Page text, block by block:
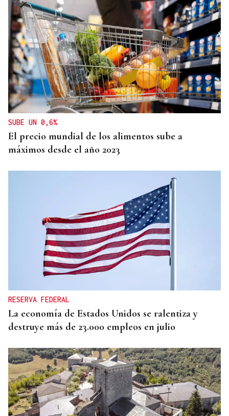
SEIS AÑOS
Ivanna, una historia de superación a sus seis años
que demuestra que no hay límites para soñar
SUBE UN 0,6%
El precio mundial de los alimentos sube a
máximos desde el año 2023
RESERVA FEDERAL
La economía de Estados Unidos se ralentiza y
destruye más de 23.000 empleos en julio